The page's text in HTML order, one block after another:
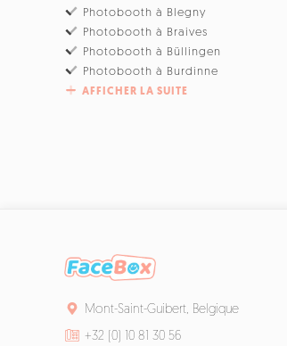
Photobooth à Blegny
Photobooth à Braives
Photobooth à Büllingen
Photobooth à Burdinne
AFFICHER LA SUITE
Mont-Saint-Guibert, Belgique
+32 (0) 10 81 30 56